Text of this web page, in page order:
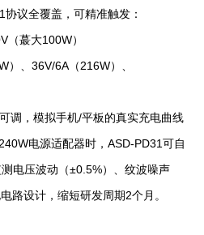
议全覆盖，可精准触发：
（蕞大100W）
）、36V/6A（216W）、
调，模拟手机/平板的真实充电曲线
电源适配器时，ASD-PD31可自
电压波动（±0.5%）、纹波噪声
路设计，缩短研发周期2个月。